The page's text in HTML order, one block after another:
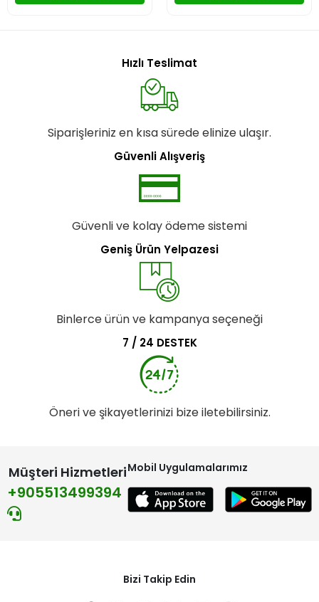
Hızlı Teslimat
Siparişleriniz en kısa sürede elinize ulaşır.
Güvenli Alışveriş
Güvenli ve kolay ödeme sistemi
Geniş Ürün Yelpazesi
Binlerce ürün ve kampanya seçeneği
7 / 24 DESTEK
Öneri ve şikayetlerinizi bize iletebilirsiniz.
Müşteri Hizmetleri
+905513499394
Mobil Uygulamalarımız
Bizi Takip Edin